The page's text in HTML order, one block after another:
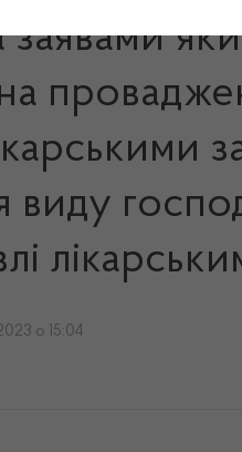
заявами
о 15:04